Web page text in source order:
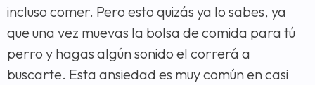
incluso comer. Pero esto quizás ya lo sabes, ya
que una vez muevas la bolsa de comida para tú
perro y hagas algún sonido el correrá a
buscarte. Esta ansiedad es muy común en casi